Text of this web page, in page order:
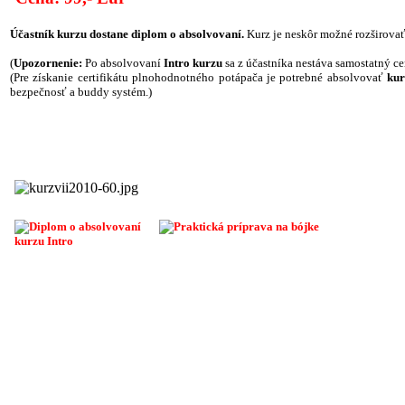
Účastník kurzu dostane diplom o absolvovaní. Kurz je neskôr možné
(Upozornenie: Po absolvovaní Intro kurzu sa z účastníka nestáva samostatný
(Pre získanie certifikátu plnohodnotného potápača je potrebné absolvovať
bezpečnosť a buddy systém.)